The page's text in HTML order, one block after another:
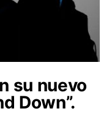
su nuevo
Down”.